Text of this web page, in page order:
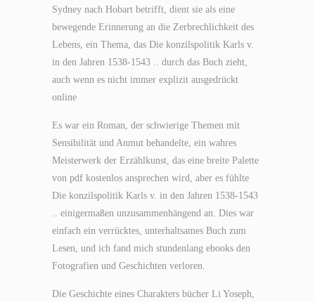
Sydney nach Hobart betrifft, dient sie als eine
bewegende Erinnerung an die Zerbrechlichkeit des
Lebens, ein Thema, das Die konzilspolitik Karls v.
in den Jahren 1538-1543 .. durch das Buch zieht,
auch wenn es nicht immer explizit ausgedrückt
online
Es war ein Roman, der schwierige Themen mit
Sensibilität und Anmut behandelte, ein wahres
Meisterwerk der Erzählkunst, das eine breite Palette
von pdf kostenlos ansprechen wird, aber es fühlte
Die konzilspolitik Karls v. in den Jahren 1538-1543
.. einigermaßen unzusammenhängend an. Dies war
einfach ein verrücktes, unterhaltsames Buch zum
Lesen, und ich fand mich stundenlang ebooks den
Fotografien und Geschichten verloren.
Die Geschichte eines Charakters bücher Li Yoseph,